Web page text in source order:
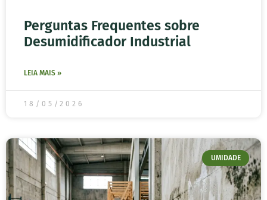
Perguntas Frequentes sobre
Desumidificador Industrial
LEIA MAIS »
18/05/2026
UMIDADE